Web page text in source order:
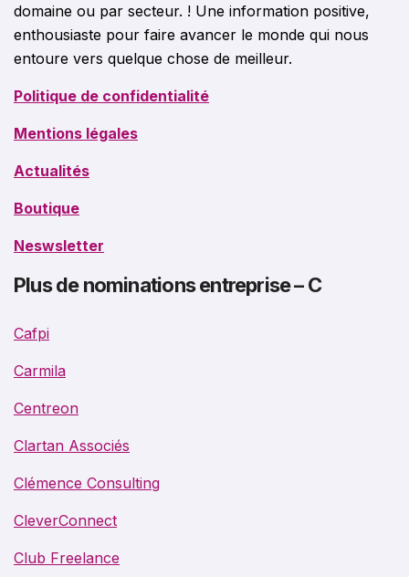
domaine ou par secteur. ! Une information positive,
enthousiaste pour faire avancer le monde qui nous
entoure vers quelque chose de meilleur.
Politique de confidentialité
Mentions légales
Actualités
Boutique
Neswsletter
Plus de nominations entreprise – C
Cafpi
Carmila
Centreon
Clartan Associés
Clémence Consulting
CleverConnect
Club Freelance